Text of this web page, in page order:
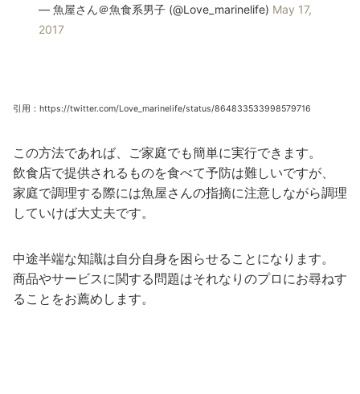
— 魚屋さん＠魚食系男子 (@Love_marinelife) May 17,
2017
引用：https://twitter.com/Love_marinelife/status/864833533998579716
この方法であれば、ご家庭でも簡単に実行できます。
飲食店で提供されるものを食べて予防は難しいですが、
家庭で調理する際には魚屋さんの指摘に注意しながら調理
していけば大丈夫です。
中途半端な知識は自分自身を困らせることになります。
商品やサービスに関する問題はそれなりのプロにお尋ねす
ることをお薦めします。